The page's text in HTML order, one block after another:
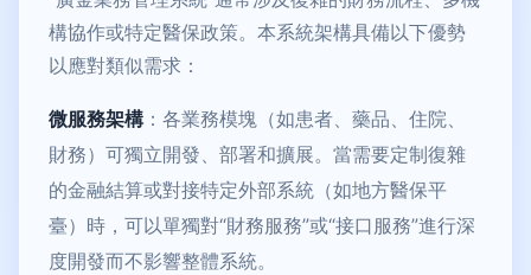
構協作或特定醫保政策。本系統架構具備以下優勢
以應對類似需求：
微服務架構 ：各業務模塊（如患者、藥品、住院、
財務）可獨立開發、部署和擴展。當需要定制復雜
的金融結算或對接特定外部系統（如地方醫保平
臺）時，可以單獨對“財務服務”或“接口服務”進行深
度開發而不影響整體系統。